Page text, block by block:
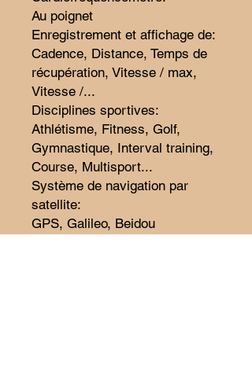
Au poignet
Enregistrement et affichage de:
Cadence, Distance, Temps de
récupération, Vitesse / max,
Vitesse /...
Disciplines sportives:
Athlétisme, Fitness, Golf,
Gymnastique, Interval training,
Course, Multisport...
Système de navigation par
satellite:
GPS, Galileo, Beidou